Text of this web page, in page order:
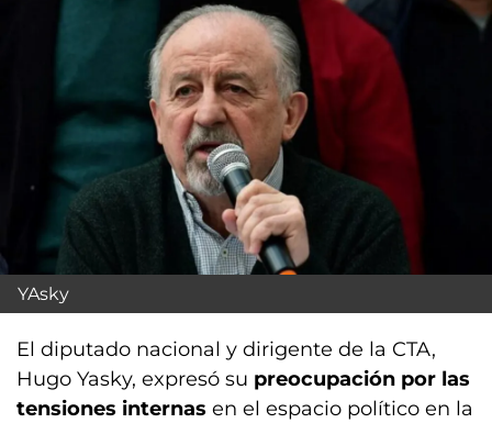
YAsky
El diputado nacional y dirigente de la CTA,
Hugo Yasky, expresó su preocupación por las
tensiones internas en el espacio político en la